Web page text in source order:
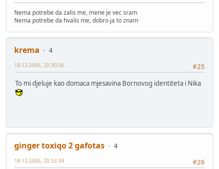
Nema potrebe da zalis me, mene je vec sram
Nema potrebe da hvalis me, dobro ja to znam
krema
4
#25
18-12-2006, 20:30:06
To mi djeluje kao domaca mjesavina Bornovog identiteta i Nika
ginger toxiqo 2 gafotas
4
#26
18-12-2006, 20:33:34